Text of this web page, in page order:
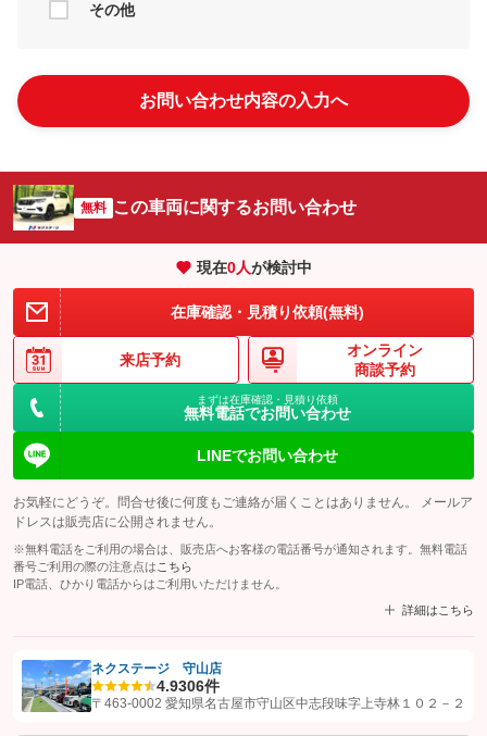
その他
お問い合わせ内容の入力へ
無料 この車両に関するお問い合わせ
現在0人が検討中
在庫確認・見積り依頼(無料)
来店予約
オンライン
商談予約
まずは在庫確認・見積り依頼
無料電話でお問い合わせ
LINEでお問い合わせ
お気軽にどうぞ。問合せ後に何度もご連絡が届くことはありません。 メールア
ドレスは販売店に公開されません。
※無料電話をご利用の場合は、販売店へお客様の電話番号が通知されます。無料電話
番号ご利用の際の注意点は こちら
IP電話、ひかり電話からはご利用いただけません。
詳細はこちら
【STEP1】認証画面でグーネットを友だち追加してから「許可する」ボタンを押
ネクステージ 守山店
4.9306件
〒463-0002 愛知県名古屋市守山区中志段味字上寺林１０２－２